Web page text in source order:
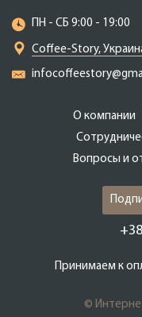
ПН - СБ 9:00 - 19:00
Coffee-Story,
О компании
Вопросы и
Принимаем к
©